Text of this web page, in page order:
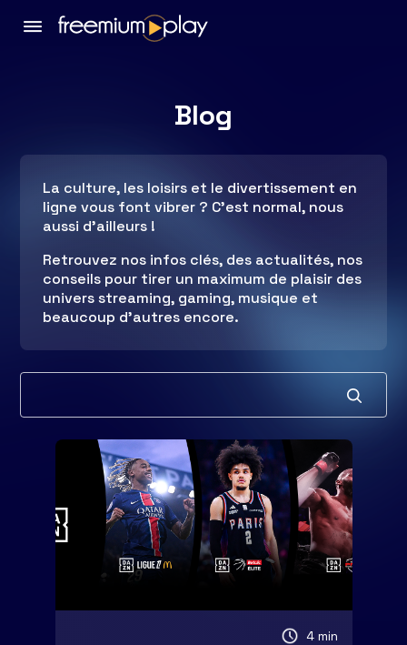
Blog
La culture, les loisirs et le divertissement en
ligne vous font vibrer ? C’est normal, nous
aussi d’ailleurs !
Retrouvez nos infos clés, des actualités, nos
conseils pour tirer un maximum de plaisir des
univers streaming, gaming, musique et
beaucoup d’autres encore.
4 min